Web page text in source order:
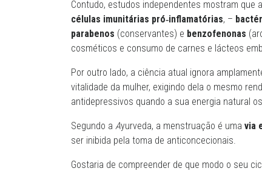
Contudo, estudos independentes mostram que
células imunitárias pró‑inflamatórias, –
parabenos (conservantes) e benzofenonas
cosméticos e consumo de carnes e lácteos
Por outro lado, a ciência atual ignora
vitalidade da mulher, exigindo dela o mesmo
antidepressivos quando a sua energia natural
Segundo a Ayurveda, a menstruação é uma via
ser inibida pela toma de anticoncecionais.
Gostaria de compreender de que modo o seu